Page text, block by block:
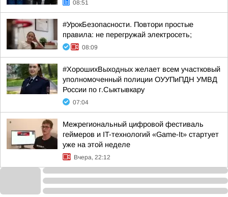
08:51
#УрокБезопасности. Повтори простые
правила: не перегружай электросеть;
08:09
#ХорошихВыходных желает всем участковый
уполномоченный полиции ОУУПиПДН УМВД
России по г.Сыктывкару
07:04
Межрегиональный цифровой фестиваль
геймеров и IT-технологий «Game-It» стартует
уже на этой неделе
Вчера, 22:12